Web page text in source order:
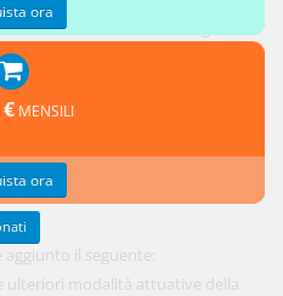
legislativo
il seguente:
ulteriori modalità attuative della
ora
MENSILI
ora